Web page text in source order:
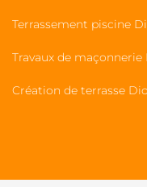
Terrassement piscine
Travaux de maçonnerie
Création de terrasse